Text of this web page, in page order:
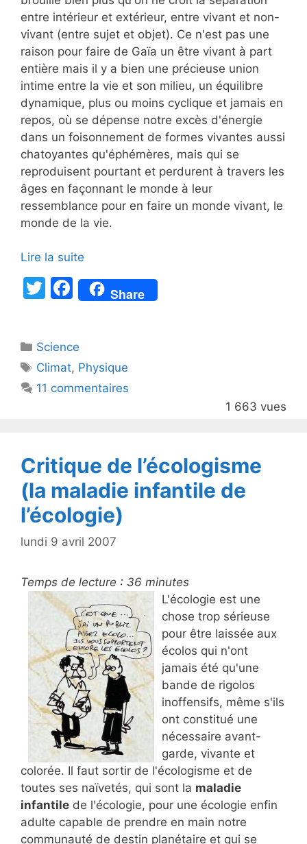
entre intérieur et extérieur, entre vivant et non-
vivant (entre sujet et objet). Ce n'est pas une
raison pour faire de Gaïa un être vivant à part
entière mais il y a bien une précieuse union
intime entre la vie et son milieu, un équilibre
dynamique, plus ou moins cyclique et jamais en
repos, où se dépense notre excès d'énergie
dans un foisonnement de formes vivantes aussi
chatoyantes qu'éphémères, mais qui se
reproduisent pourtant et perdurent à travers les
âges en façonnant le monde à leur
ressemblance pour en faire un monde vivant, le
monde de la vie.
Lire la suite
T
er
F
a
e
b
o
Share
Catégories
Science
Étiquettes
Climat, Physique
11 commentaires
1 663 vues
Critique de l’écologisme
(la maladie infantile de
l’écologie)
lundi 9 avril 2007
Temps de lecture : 36 minutes
L'écologie est une
chose trop sérieuse
pour être laissée aux
écolos qui n'ont
jamais été qu'une
bande de rigolos
inoffensifs, même s'ils
ont constitué une
nécessaire avant-
garde, vivante et
colorée. Il faut sortir de l'écologisme et de
toutes ses naïvetés, qui sont la maladie
infantile de l'écologie, pour une écologie enfin
adulte capable de prendre en main notre
communauté de destin planétaire et qui se